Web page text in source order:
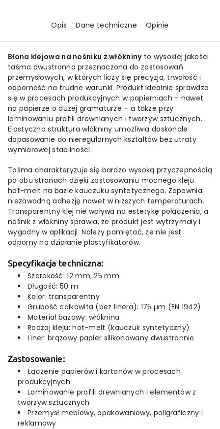
Opis Dane techniczne Opinie
Błona klejowa na nośniku z włókninyto wysokiej jakości
taśma dwustronna przeznaczona do zastosowań
przemysłowych, w których liczy się precyzja, trwałość i
odporność na trudne warunki. Produkt idealnie sprawdza
się w procesach produkcyjnych w papierniach – nawet
na papierze o dużej gramaturze – a także przy
laminowaniu profili drewnianych i tworzyw sztucznych.
Elastyczna struktura włókniny umożliwia doskonałe
dopasowanie do nieregularnych kształtów bez utraty
wymiarowej stabilności.
Taśma charakteryzuje się bardzo wysoką przyczepnością
po obu stronach dzięki zastosowaniu mocnego kleju
hot-melt na bazie kauczuku syntetycznego. Zapewnia
niezawodną adhezję nawet w niższych temperaturach.
Transparentny klej nie wpływa na estetykę połączenia, a
nośnik z włókniny sprawia, że produkt jest wytrzymały i
wygodny w aplikacji. Należy pamiętać, że nie jest
odporny na działanie plastyfikatorów.
Specyfikacja techniczna:
Szerokość: 12 mm, 25 mm
Długość: 50 m
Kolor: transparentny
Grubość całkowita (bez linera): 175 µm (EN 1942)
Materiał bazowy: włóknina
Rodzaj kleju: hot-melt (kauczuk syntetyczny)
Liner: brązowy papier silikonowany dwustronnie
Zastosowanie:
Łączenie papierów i kartonów w procesach
produkcyjnych
Laminowanie profili drewnianych i elementów z
tworzyw sztucznych
Przemysł meblowy, opakowaniowy, poligraficzny i
reklamowy